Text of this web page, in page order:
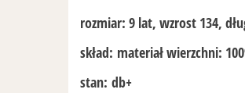
rozmiar: 9 lat, wzrost 134,
skład: materiał wierzchni:
stan: db+